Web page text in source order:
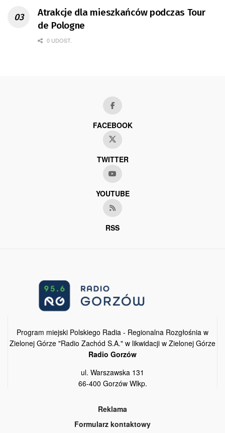
Atrakcje dla mieszkańców podczas Tour
de Pologne
0 UDOST.
FACEBOOK
TWITTER
YOUTUBE
RSS
Program miejski Polskiego Radia - Regionalna Rozgłośnia w
Zielonej Górze "Radio Zachód S.A." w likwidacji w Zielonej Górze
Radio Gorzów
ul. Warszawska 131
66-400 Gorzów Wlkp.
Reklama
Formularz kontaktowy